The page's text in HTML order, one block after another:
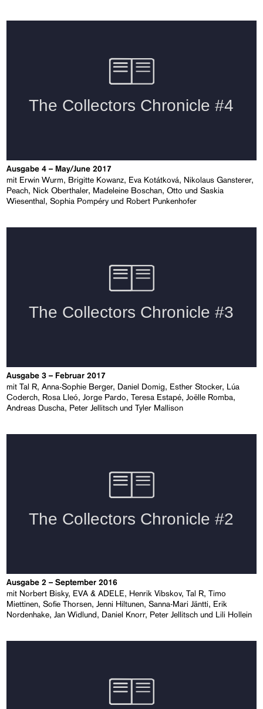
Ausgabe 4 – May/June 2017
mit Erwin Wurm, Brigitte Kowanz, Eva Kotátková, Nikolaus Gansterer,
Peach, Nick Oberthaler, Madeleine Boschan, Otto und Saskia
Wiesenthal, Sophia Pompéry und Robert Punkenhofer
Ausgabe 3 – Februar 2017
mit Tal R, Anna-Sophie Berger, Daniel Domig, Esther Stocker, Lúa
Coderch, Rosa Lleó, Jorge Pardo, Teresa Estapé, Joëlle Romba,
Andreas Duscha, Peter Jellitsch und Tyler Mallison
Ausgabe 2 – September 2016
mit Norbert Bisky, EVA & ADELE, Henrik Vibskov, Tal R, Timo
Miettinen, Sofie Thorsen, Jenni Hiltunen, Sanna-Mari Jäntti, Erik
Nordenhake, Jan Widlund, Daniel Knorr, Peter Jellitsch und Lili Hollein